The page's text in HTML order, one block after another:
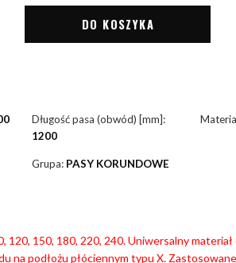
DO KOSZYKA
Długość pasa (obwód) [mm]:
1200
Grupa: PASY KORUNDOWE
120, 150, 180, 220, 240. Uniwersalny
podłożu płóciennym typu X.